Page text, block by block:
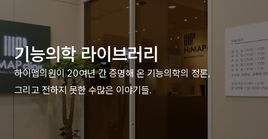
기능의학 라이브러리
하이맵의원이 20여년 간 증명해 온 기능의학의 정론,
그리고 전하지 못한 수많은 이야기들.